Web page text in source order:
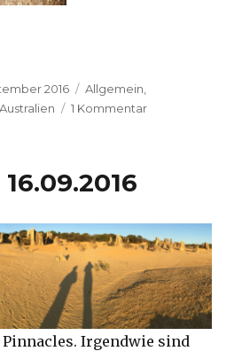
2016 Kategorien
Allgemein,
1 Kommentarzu
Irgendwie sind